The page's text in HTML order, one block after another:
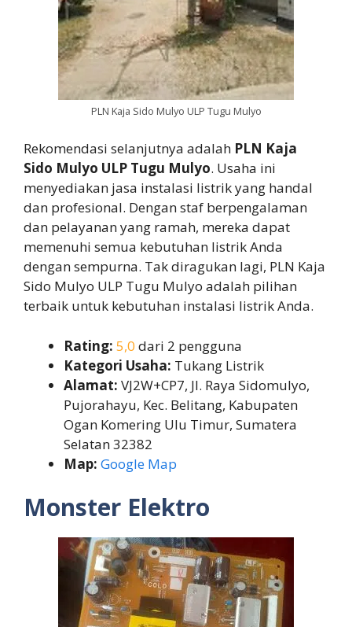
PLN Kaja Sido Mulyo ULP Tugu Mulyo
Rekomendasi selanjutnya adalah PLN Kaja
Sido Mulyo ULP Tugu Mulyo. Usaha ini
menyediakan jasa instalasi listrik yang handal
dan profesional. Dengan staf berpengalaman
dan pelayanan yang ramah, mereka dapat
memenuhi semua kebutuhan listrik Anda
dengan sempurna. Tak diragukan lagi, PLN Kaja
Sido Mulyo ULP Tugu Mulyo adalah pilihan
terbaik untuk kebutuhan instalasi listrik Anda.
Rating: 5,0 dari 2 pengguna
Kategori Usaha: Tukang Listrik
Alamat: VJ2W+CP7, Jl. Raya Sidomulyo,
Pujorahayu, Kec. Belitang, Kabupaten
Ogan Komering Ulu Timur, Sumatera
Selatan 32382
Map: Google Map
Monster Elektro